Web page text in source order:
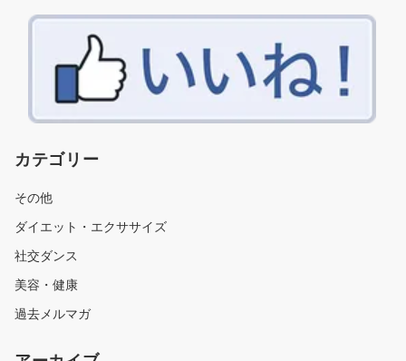
カテゴリー
その他
ダイエット・エクササイズ
社交ダンス
美容・健康
過去メルマガ